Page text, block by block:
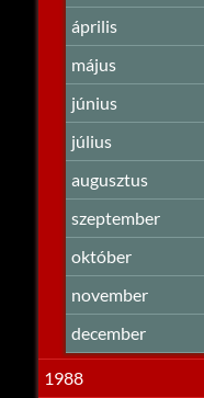
április
május
június
július
augusztus
szeptember
október
november
december
1988